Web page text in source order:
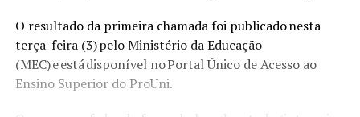
O resultado da primeira chamadafoi publicado nesta
terça-feira(3) pelo Ministério da Educação
(MEC) e está disponível noPortal Único de Acesso ao
Ensino Superiordo ProUni.